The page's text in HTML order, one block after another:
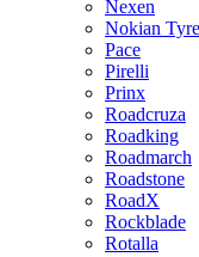
Nexen
Nokian
Pace
Pirelli
Prinx
Roadcruza
Roadking
Roadmarch
Roadstone
RoadX
Rockblade
Rotalla